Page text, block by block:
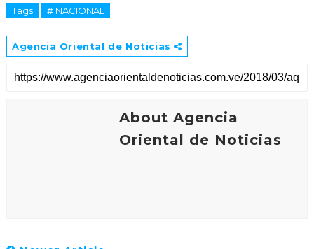
Tags # NACIONAL
Agencia Oriental de Noticias
About Agencia
Oriental de Noticias